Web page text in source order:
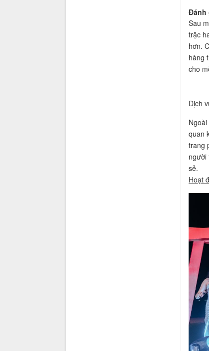
Đánh
Sau
trặc
hơn.
hàng
cho
Dịch
quan
trang
người
sẻ.
Hoạt